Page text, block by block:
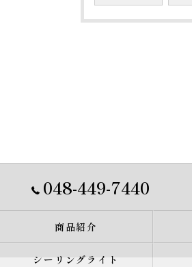
048-449-7440
商品紹介
シーリングライト